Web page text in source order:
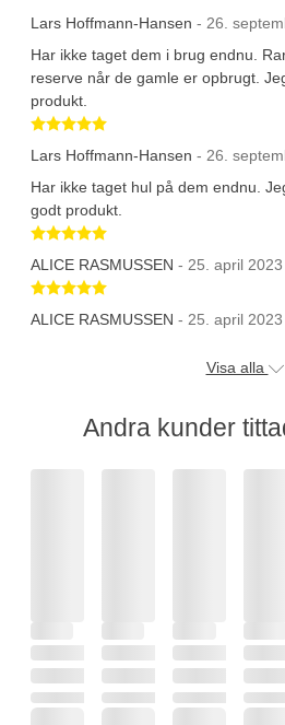
Lars Hoffmann-Hansen - 26.
Har ikke taget dem i brug endnu.
reserve når de gamle er opbrugt.
produkt.
Betygsatt 5 av 5 stjärnor
Lars Hoffmann-Hansen - 26.
Har ikke taget hul på dem endnu.
godt produkt.
Betygsatt 5 av 5 stjärnor
ALICE RASMUSSEN - 25. april 2023
Betygsatt 5 av 5 stjärnor
ALICE RASMUSSEN - 25. april 2023
Visa alla
Andra kunder